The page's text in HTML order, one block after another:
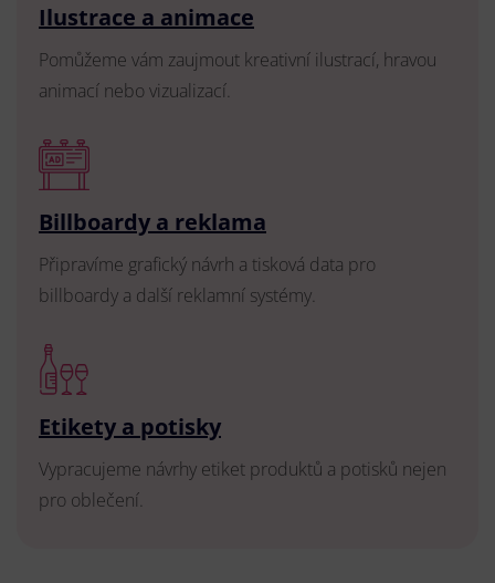
Ilustrace a animace
Pomůžeme vám zaujmout kreativní ilustrací, hravou
animací nebo vizualizací.
Billboardy a reklama
Připravíme grafický návrh a tisková data pro
billboardy a další reklamní systémy.
Etikety a potisky
Vypracujeme návrhy etiket produktů a potisků nejen
pro oblečení.